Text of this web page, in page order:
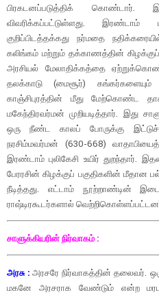
பிரகடனப்படுத்திக் கொண்டார்.
விவரிக்கப்பட்டுள்ளது. இரண்டாம்
குறிப்பிடத்தக்கது நர்மதை
கலிங்கம் மற்றும் தக்காணத்தின்
அரசியல் மேலாதிக்கத்தை
தலக்காடு (மைசூர்)
காஞ்சிபுரத்தின் மீது மேற்கொண்ட
மகேந்திரவர்மன் முறியடித்தார். இது
ஒரு நீண்ட காலப் போருக்கு
நரசிம்மவர்மன் (630-668)
இரண்டாம் புலிகேசி உயிர் துறந்தார்.
பேரரசின் கிழக்குப் பகுதிகளின்
நீடித்தது. எட்டாம் நூற்றாண்டின்
ராஷ்டிரகூடர்களால்
சாளுக்கியரின் நிர்வாகம் :
அரசு : அரசரே நிர்வாகத்தின் தலைவர்.
மகனே அரசராக வேண்டும் என்ற மரபு